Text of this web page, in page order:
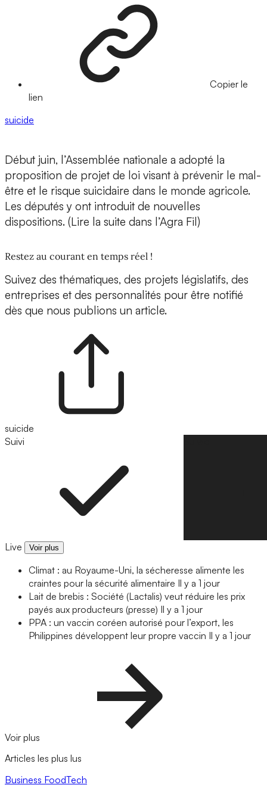
Copier le
lien
suicide
Début juin, l’Assemblée nationale a adopté la
proposition de projet de loi visant à prévenir le mal-
être et le risque suicidaire dans le monde agricole.
Les députés y ont introduit de nouvelles
dispositions. (Lire la suite dans l’Agra Fil)
Restez au courant en temps réel !
Suivez des thématiques, des projets législatifs, des
entreprises et des personnalités pour être notifié
dès que nous publions un article.
suicide
Suivi
Live Voir plus
Climat : au Royaume-Uni, la sécheresse alimente les
craintes pour la sécurité alimentaire Il y a 1 jour
Lait de brebis : Société (Lactalis) veut réduire les prix
payés aux producteurs (presse) Il y a 1 jour
PPA : un vaccin coréen autorisé pour l’export, les
Philippines développent leur propre vaccin Il y a 1 jour
Voir plus
Articles les plus lus
Business FoodTech